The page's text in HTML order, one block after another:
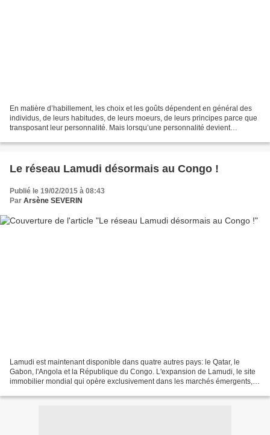
En matière d’habillement, les choix et les goûts dépendent en général des
individus, de leurs habitudes, de leurs moeurs, de leurs principes parce que
transposant leur personnalité. Mais lorsqu’une personnalité devient
Le réseau Lamudi désormais au Congo !
Publié le 19/02/2015 à 08:43
Par Arsène SEVERIN
Lamudi est maintenant disponible dans quatre autres pays: le Qatar, le
Gabon, l'Angola et la République du Congo. L'expansion de Lamudi, le site
immobilier mondial qui opère exclusivement dans les marchés émergents,